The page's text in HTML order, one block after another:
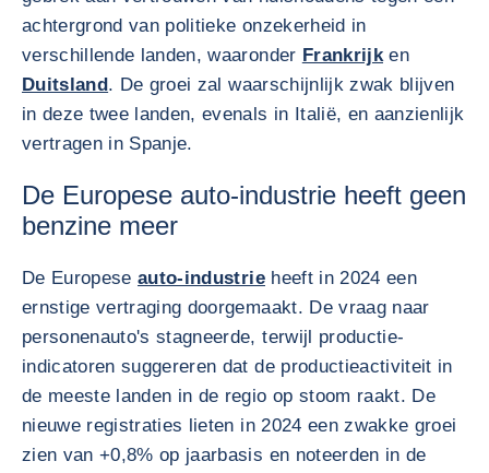
achtergrond van politieke onzekerheid in
verschillende landen, waaronder Frankrijken
Duitsland. De groei zal waarschijnlijk zwak blijven
in deze twee landen, evenals in Italië, en aanzienlijk
vertragen in Spanje.
De Europese auto-industrie heeft geen
benzine meer
De Europeseauto-industrieheeft in 2024 een
ernstige vertraging doorgemaakt. De vraag naar
personenauto's stagneerde, terwijl productie-
indicatoren suggereren dat de productieactiviteit in
de meeste landen in de regio op stoom raakt. De
nieuwe registraties lieten in 2024 een zwakke groei
zien van +0,8% op jaarbasis en noteerden in de